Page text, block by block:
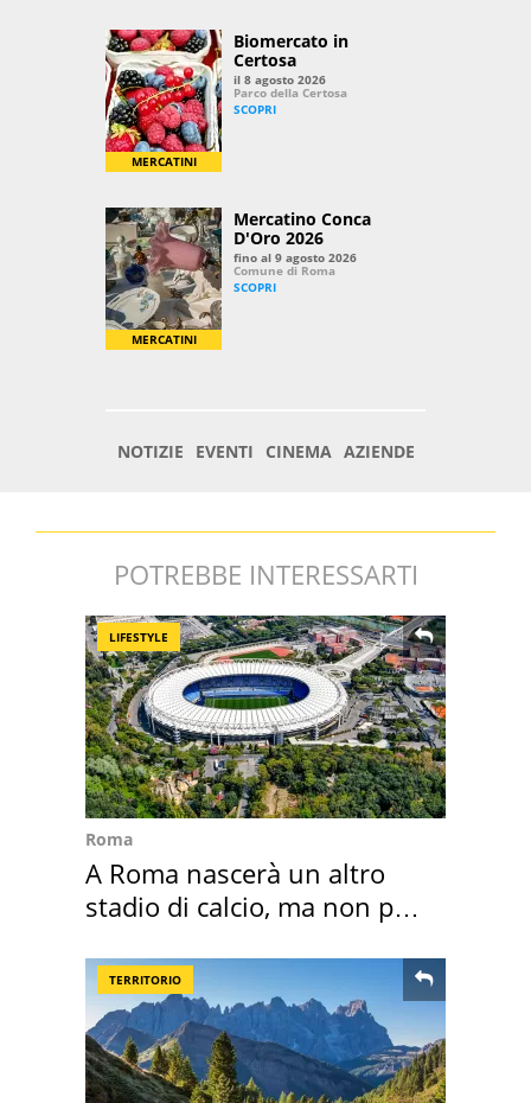
POTREBBE INTERESSARTI
LIFESTYLE
Roma
A Roma nascerà un altro
stadio di calcio, ma non per
TERRITORIO